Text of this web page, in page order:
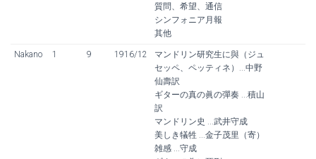
質問、希望、通信
シンフォニア月報
其他
Nakano 1 9 1916/12
マンドリン研究生に與（ジュ
セッペ、ペッティネ）...中野
仙壽訳
ギターの真の眞の彈奏 ...積山
訳
マンドリン史 ...武井守成
美しき犠牲 ...金子茂里（寄）
雑感 ...守成